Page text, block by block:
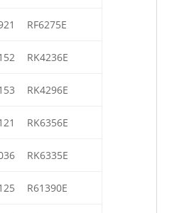
RF6275E
RK4236E
RK4296E
RK6356E
RK6335E
R61390E